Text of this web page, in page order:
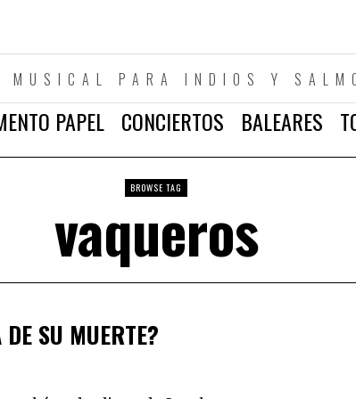
MUSICAL PARA INDIOS Y
PAPEL CONCIERTOS BALEARES
BROWSE TAG
vaqueros
SU MUERTE?